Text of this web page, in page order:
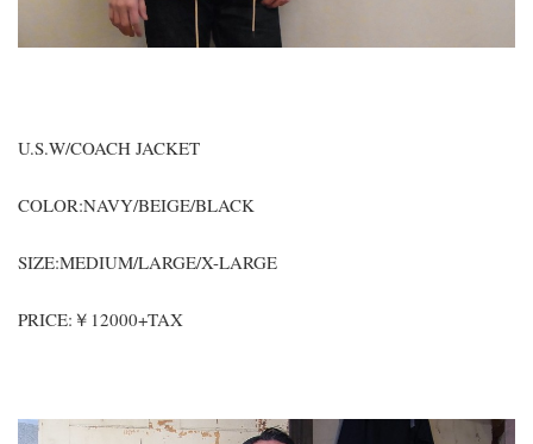
U.S.W/COACH JACKET
COLOR:NAVY/BEIGE/BLACK
SIZE:MEDIUM/LARGE/X-LARGE
PRICE:￥12000+TAX